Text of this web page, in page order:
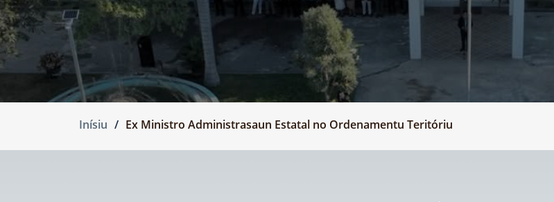
Inísiu Ex Ministro Administrasaun Estatal no Ordenamentu Teritóriu